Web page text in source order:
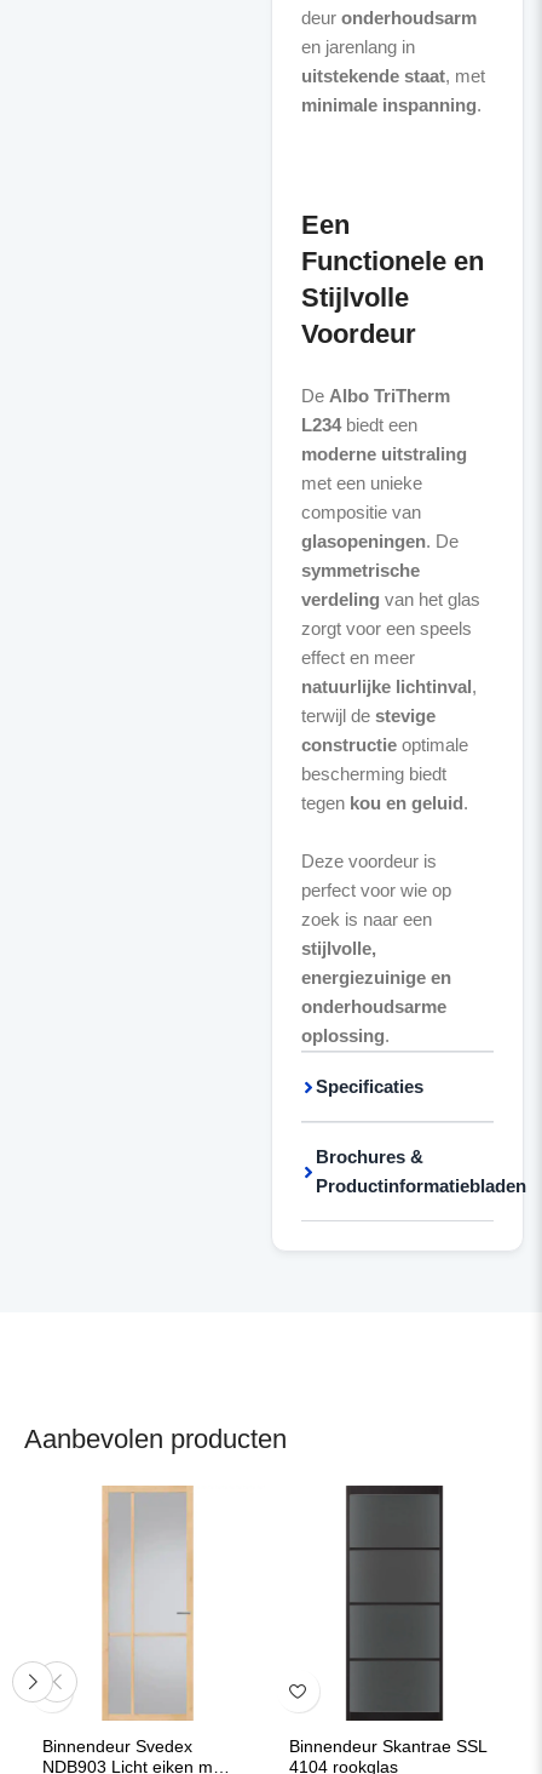
deur onderhoudsarm
en jarenlang in
uitstekende staat, met
minimale inspanning.
Een
Functionele en
Stijlvolle
Voordeur
De Albo TriTherm
L234biedt een
moderne uitstraling
met een unieke
compositie van
glasopeningen. De
symmetrische
verdeling van het glas
zorgt voor een speels
effect en meer
natuurlijke lichtinval,
terwijl de stevige
constructieoptimale
bescherming biedt
tegen kou en geluid.
Deze voordeur is
perfect voor wie op
zoek is naar een
stijlvolle,
energiezuinige en
onderhoudsarme
oplossing.
Specificaties
Brochures &
Productinformatiebladen
Aanbevolen producten
Binnendeur Svedex
NDB903 Licht eiken met
Binnendeur Skantrae SSL
4104 rookglas